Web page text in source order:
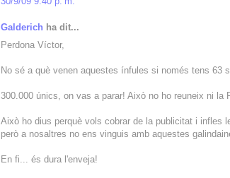
Galderich ha dit...
Perdona Víctor,
No sé a què venen aquestes ínfules si només tens 63
300.000 únics, on vas a parar! Això no ho reuneix ni la
Això ho dius perquè vols cobrar de la publicitat i
però a nosaltres no ens vinguis amb aquestes
En fi... és dura l'enveja!